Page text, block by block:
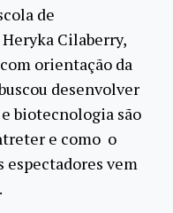
de
Cilaberry,
orientação da
desenvolver
biotecnologia são
e como o
vem